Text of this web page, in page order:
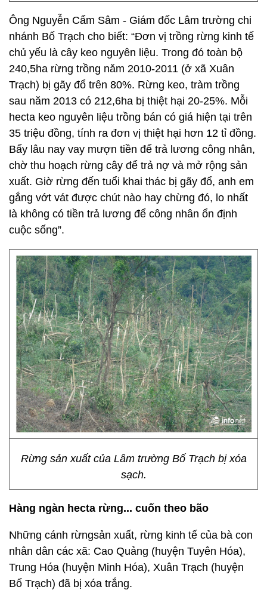
Ông Nguyễn Cẩm Sâm - Giám đốc Lâm trường chi
nhánh Bố Trạch cho biết: “Đơn vị trồng rừng kinh tế
chủ yếu là cây keo nguyên liệu. Trong đó toàn bộ
240,5ha rừng trồng năm 2010-2011 (ở xã Xuân
Trạch) bị gãy đổ trên 80%. Rừng keo, tràm trồng
sau năm 2013 có 212,6ha bị thiệt hại 20-25%. Mỗi
hecta keo nguyên liệu trồng bán có giá hiện tại trên
35 triệu đồng, tính ra đơn vị thiệt hại hơn 12 tỉ đồng.
Bấy lâu nay vay mượn tiền để trả lương công nhân,
chờ thu hoạch rừng cây để trả nợ và mở rộng sản
xuất. Giờ rừng đến tuổi khai thác bị gãy đổ, anh em
gắng vớt vát được chút nào hay chừng đó, lo nhất
là không có tiền trả lương để công nhân ổn định
cuộc sống”.
Rừng sản xuất của Lâm trường Bố Trạch bị xóa
sạch.
Hàng ngàn hecta rừng... cuốn theo bão
Những cánh rừngsản xuất, rừng kinh tế của bà con
nhân dân các xã: Cao Quảng (huyện Tuyên Hóa),
Trung Hóa (huyện Minh Hóa), Xuân Trạch (huyện
Bố Trạch) đã bị xóa trắng.